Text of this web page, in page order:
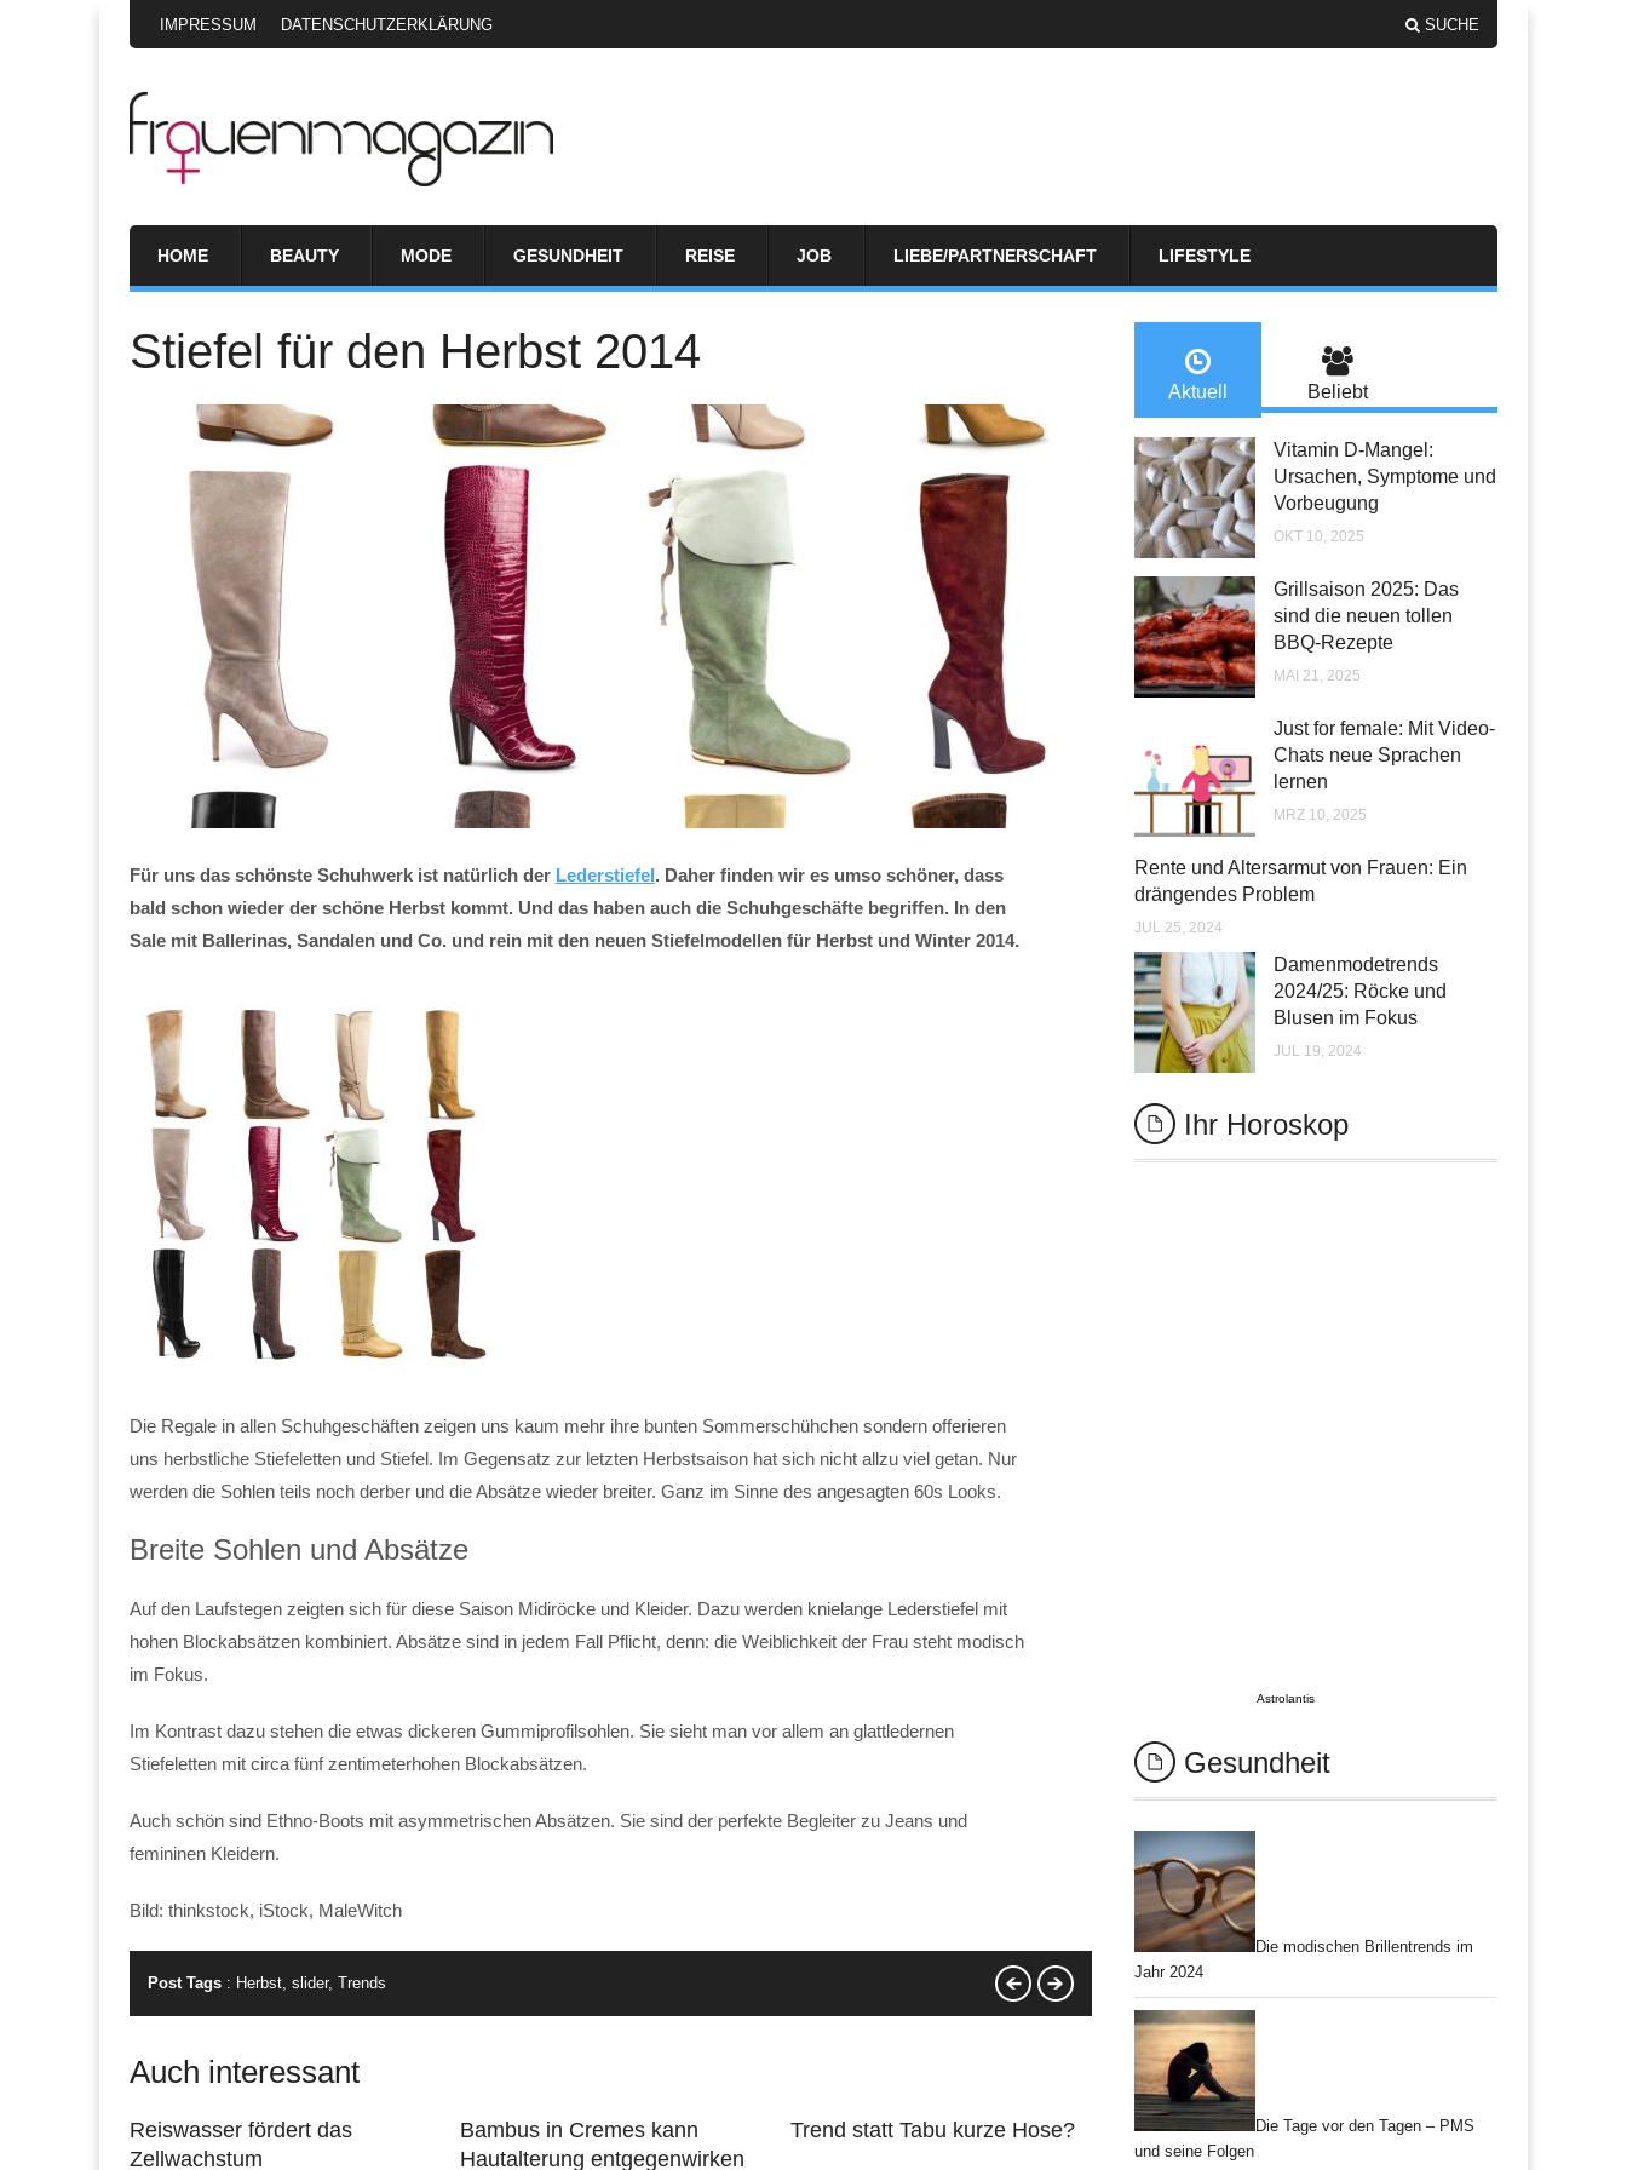
IMPRESSUM DATENSCHUTZERKLÄRUNG SUCHE
HOME BEAUTY MODE GESUNDHEIT REISE JOB LIEBE/PARTNERSCHAFT LIFESTYLE
Stiefel für den Herbst 2014
Für uns das schönste Schuhwerk ist natürlich der Lederstiefel. Daher finden wir es umso schöner, dass
bald schon wieder der schöne Herbst kommt. Und das haben auch die Schuhgeschäfte begriffen. In den
Sale mit Ballerinas, Sandalen und Co. und rein mit den neuen Stiefelmodellen für Herbst und Winter 2014.
Die Regale in allen Schuhgeschäften zeigen uns kaum mehr ihre bunten Sommerschühchen sondern offerieren
uns herbstliche Stiefeletten und Stiefel. Im Gegensatz zur letzten Herbstsaison hat sich nicht allzu viel getan. Nur
werden die Sohlen teils noch derber und die Absätze wieder breiter. Ganz im Sinne des angesagten 60s Looks.
Breite Sohlen und Absätze
Auf den Laufstegen zeigten sich für diese Saison Midiröcke und Kleider. Dazu werden knielange Lederstiefel mit
hohen Blockabsätzen kombiniert. Absätze sind in jedem Fall Pflicht, denn: die Weiblichkeit der Frau steht modisch
im Fokus.
Im Kontrast dazu stehen die etwas dickeren Gummiprofilsohlen. Sie sieht man vor allem an glattledernen
Stiefeletten mit circa fünf zentimeterhohen Blockabsätzen.
Auch schön sind Ethno-Boots mit asymmetrischen Absätzen. Sie sind der perfekte Begleiter zu Jeans und
femininen Kleidern.
Bild: thinkstock, iStock, MaleWitch
Post Tags : Herbst slider, Trends
Auch interessant
Reiswasser fördert das
Zellwachstum
Bambus in Cremes kann
Hautalterung entgegenwirken
Trend statt Tabu kurze Hose?
Aktuell Beliebt
Vitamin D-Mangel:
Ursachen, Symptome und
Vorbeugung
OKT 10, 2025
Grillsaison 2025: Das
sind die neuen tollen
BBQ-Rezepte
MAI 21, 2025
Just for female: Mit Video-
Chats neue Sprachen
lernen
MRZ 10, 2025
Rente und Altersarmut von Frauen: Ein
drängendes Problem
JUL 25, 2024
Damenmodetrends
2024/25: Röcke und
Blusen im Fokus
JUL 19, 2024
Ihr Horoskop
Astrolantis
Gesundheit
Die modischen Brillentrends im
Jahr 2024
Die Tage vor den Tagen – PMS
und seine Folgen